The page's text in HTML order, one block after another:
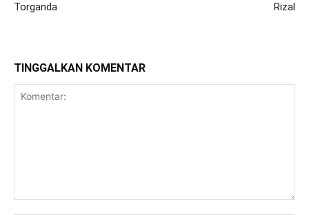
Torganda
Rizal
TINGGALKAN KOMENTAR